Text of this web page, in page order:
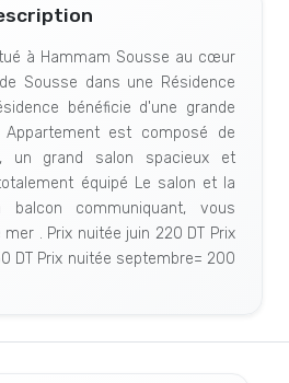
à Hammam Sousse au cœur
Sousse dans une Résidence
bénéficie d'une grande
est composé de
un grand salon spacieux et
équipé Le salon et la
balcon communiquant, vous
. Prix nuitée juin 220 DT Prix
DT Prix nuitée septembre= 200